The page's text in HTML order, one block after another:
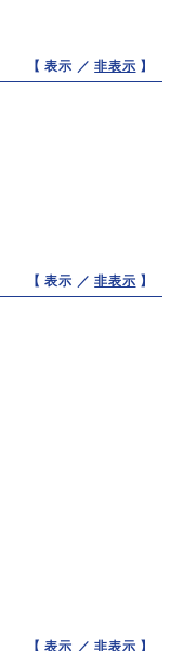
【 表示 ／非表示 】
【 表示 ／非表示 】
【 表示 ／非表示 】